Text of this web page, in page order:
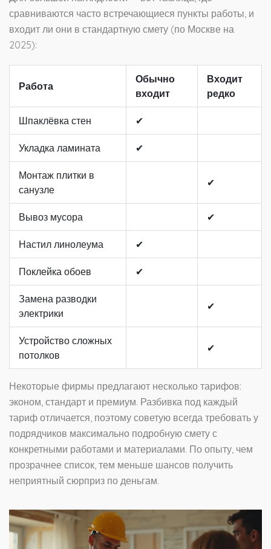
сравниваются часто встречающиеся пункты работы, и
входит ли они в стандартную смету (по Москве на
2025):
Работа
Обычно
входит
Входит
редко
Шпаклёвка стен ✔
Укладка ламината ✔
Монтаж плитки в
санузле
✔
Вывоз мусора ✔
Настил линолеума ✔
Поклейка обоев ✔
Замена разводки
электрики
✔
Устройство сложных
потолков
✔
Некоторые фирмы предлагают несколько тарифов:
эконом, стандарт и премиум. Разбивка под каждый
тариф отличается, поэтому советую всегда требовать у
подрядчиков максимально подробную смету с
конкретными работами и материалами. По опыту, чем
прозрачнее список, тем меньше шансов получить
неприятный сюрприз по деньгам.